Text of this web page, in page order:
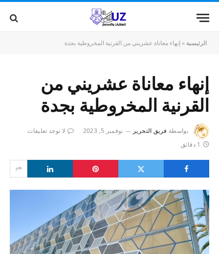
الرئيسية » إنهاء معاناة عشريني من القرنية المخروطية بجدة
إنهاء معاناة عشريني من
القرنية المخروطية بجدة
بواسطة فريق التحرير نوفمبر 5, 2023
لا توجد تعليقات
1 دقائق